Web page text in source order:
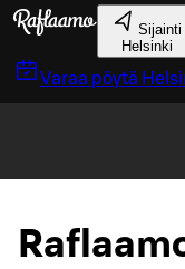
Siirry pääsisältöön
Sijainti
Helsinki
Varaa pöytä